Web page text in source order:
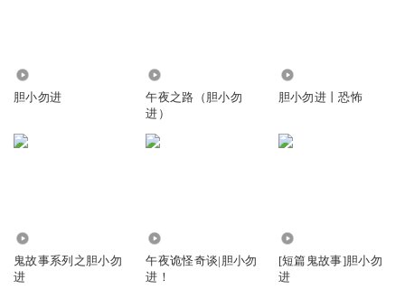
胆小勿进
午夜之路（胆小勿
进）
胆小勿进丨恐怖
鬼故事系列之胆小勿
进
午夜诡怪奇谈|胆小勿
进！
[短篇鬼故事]胆小勿
进